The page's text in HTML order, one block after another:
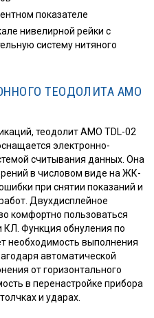
показателе
нивелирной рейки с
систему нитяного
ТЕОДОЛИТА AMO
теодолит AMO TDL-02
электронно-
считывания данных. Она
в числовом виде на ЖК-
при снятии показаний и
Двухдисплейное
комфортно пользоваться
Функция обнуления по
необходимость выполнения
автоматической
от горизонтального
в перенастройке прибора
и ударах.